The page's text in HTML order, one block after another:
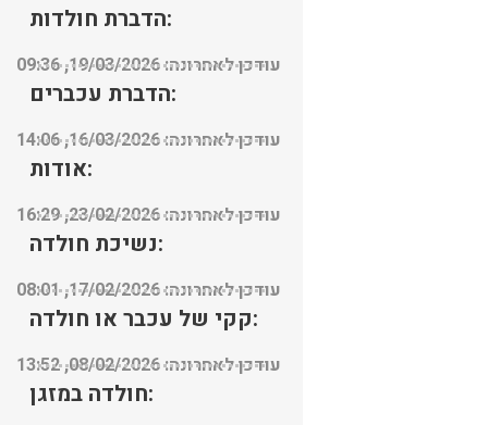
הדברת חולדות:
עודכן לאחרונה: 19/03/2026, 09:36
הדברת עכברים:
עודכן לאחרונה: 16/03/2026, 14:06
אודות:
עודכן לאחרונה: 23/02/2026, 16:29
נשיכת חולדה:
עודכן לאחרונה: 17/02/2026, 08:01
קקי של עכבר או חולדה:
עודכן לאחרונה: 08/02/2026, 13:52
חולדה במזגן: